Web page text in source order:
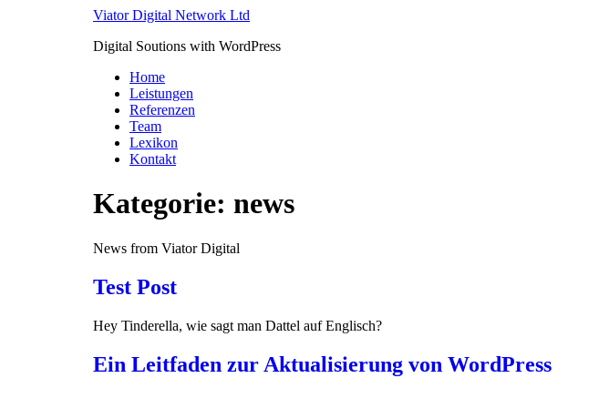
Viator Digital Network Ltd
Digital Soutions with WordPress
Home
Leistungen
Referenzen
Team
Lexikon
Kontakt
Kategorie: news
News from Viator Digital
Test Post
Hey Tinderella, wie sagt man Dattel auf Englisch?
Ein Leitfaden zur Aktualisierung von WordPress